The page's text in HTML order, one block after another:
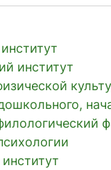
институт